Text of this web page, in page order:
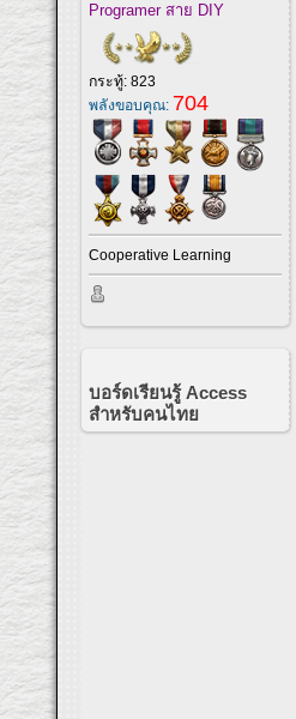
Programer สาย DIY
กระทู้: 823
พลังขอบคุณ: 704
Cooperative Learning
บอร์ดเรียนรู้ Access
สำหรับคนไทย